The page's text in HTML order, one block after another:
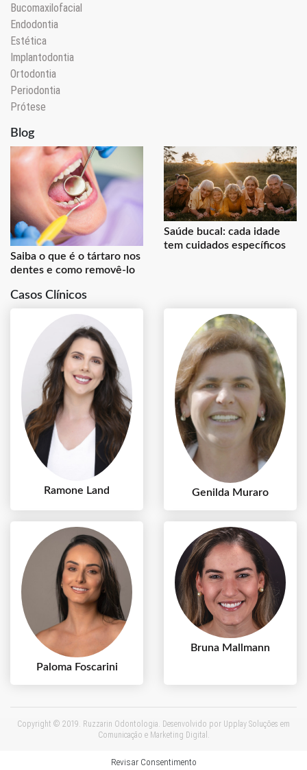
Bucomaxilofacial
Endodontia
Estética
Implantodontia
Ortodontia
Periodontia
Prótese
Blog
Saiba o que é o tártaro nos
dentes e como removê-lo
Saúde bucal: cada idade
tem cuidados específicos
Casos Clínicos
Ramone Land Genilda Muraro
Paloma Foscarini
Bruna Mallmann
Copyright © 2019. Ruzzarin Odontologia. Desenvolvido por Upplay Soluções em
Comunicação e Marketing Digital .
Revisar Consentimento